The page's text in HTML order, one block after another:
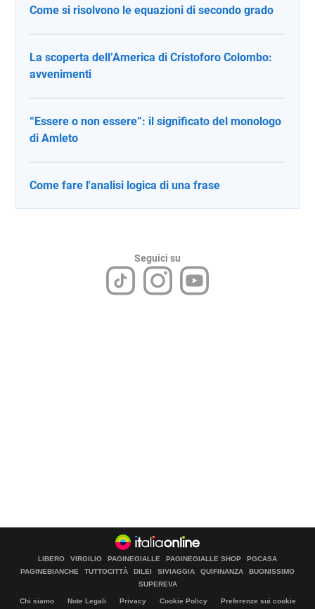
Come si risolvono le equazioni di secondo grado
La scoperta dell’America di Cristoforo Colombo:
avvenimenti
“Essere o non essere”: il significato del monologo
di Amleto
Come fare l'analisi logica di una frase
Seguici su
LIBERO VIRGILIO PAGINEGIALLE PAGINEGIALLE SHOP
PGCASA
PAGINEBIANCHE
TUTTOCITTÀ DILEI SIVIAGGIA QUIFINANZA
BUONISSIMO
SUPEREVA
Chi siamo Note Legali Privacy Cookie Policy
Preferenze sui cookie